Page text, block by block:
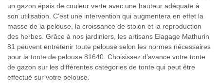
un gazon épais de couleur verte avec une hauteur adéquate à
son utilisation. C'est une intervention qui augmentera en effet la
masse de la pelouse, la croissance de stolon et la reproduction
des herbes. Grâce à nos jardiniers, les artisans Elagage Mathurin
81 peuvent entretenir toute pelouse selon les normes nécessaires
pour la tonte de pelouse 81640. Choisissez d’avance votre tonte
de gazon sur les différentes catégories de tonte qui peut être
effectué sur votre pelouse.